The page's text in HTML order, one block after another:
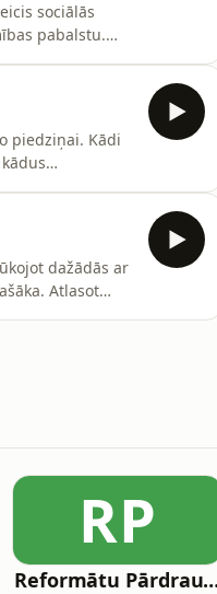
sociālās
pabalstu.
piedziņai. Kādi
dažādās ar
Atlasot
RP
Reformātu Pārdraugavas